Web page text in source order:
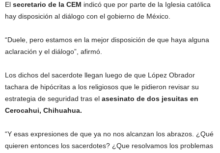
El secretario de la CEM indicó que por parte de la Iglesia católica
hay disposición al diálogo con el gobierno de México.
“Duele, pero estamos en la mejor disposición de que haya alguna
aclaración y el diálogo”, afirmó.
Los dichos del sacerdote llegan luego de que López Obrador
tachara de hipócritas a los religiosos que le pidieron revisar su
estrategia de seguridad tras el asesinato de dos jesuitas en
Cerocahui, Chihuahua.
“Y esas expresiones de que ya no nos alcanzan los abrazos. ¿Qué
quieren entonces los sacerdotes? ¿Que resolvamos los problemas